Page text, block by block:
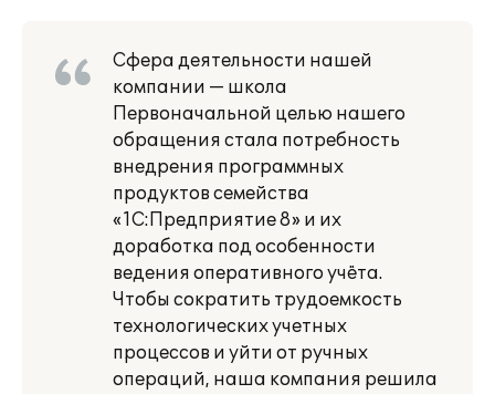
Сфера деятельности нашей
компании — школа
Первоначальной целью нашего
обращения стала потребность
внедрения программных
продуктов семейства
«1С:Предприятие 8» и их
доработка под особенности
ведения оперативного учёта.
Чтобы сократить трудоемкость
технологических учетных
процессов и уйти от ручных
операций, наша компания решила